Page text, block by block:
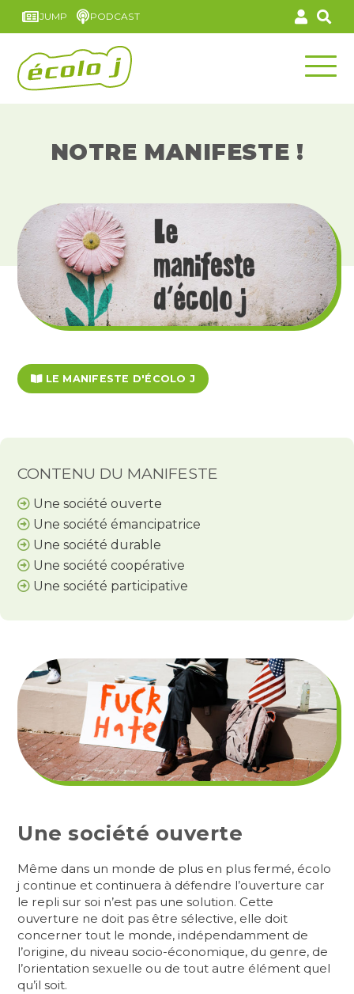
JUMP PODCAST
NOTRE MANIFESTE !
LE MANIFESTE D'ÉCOLO J
CONTENU DU MANIFESTE
Une société ouverte
Une société émancipatrice
Une société durable
Une société coopérative
Une société participative
Une société ouverte
Même dans un monde de plus en plus fermé, écolo
j continue et continuera à défendre l’ouverture car
le repli sur soi n’est pas une solution. Cette
ouverture ne doit pas être sélective, elle doit
concerner tout le monde, indépendamment de
l’origine, du niveau socio-économique, du genre, de
l’orientation sexuelle ou de tout autre élément quel
qu’il soit.